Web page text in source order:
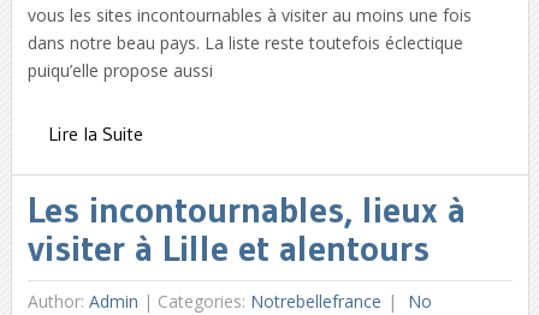
vous les sites incontournables à visiter au moins une fois
dans notre beau pays. La liste reste toutefois éclectique
puiqu’elle propose aussi
Lire la Suite
Les incontournables, lieux à
visiter à Lille et alentours
Author: Admin | Categories: Notrebellefrance
No